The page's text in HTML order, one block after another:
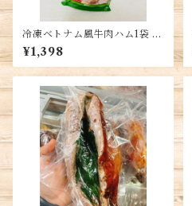
冷凍ベトナム風牛肉ハム1袋 5
00g・Vietnamese Beef Ha
m・Giò Bò
¥1,398